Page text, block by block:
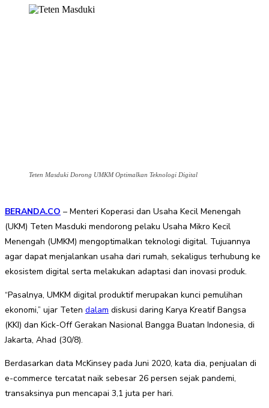
Teten Masduki Dorong UMKM Optimalkan Teknologi Digital
BERANDA.CO – Menteri Koperasi dan Usaha Kecil Menengah
(UKM) Teten Masduki mendorong pelaku Usaha Mikro Kecil
Menengah (UMKM) mengoptimalkan teknologi digital. Tujuannya
agar dapat menjalankan usaha dari rumah, sekaligus terhubung ke
ekosistem digital serta melakukan adaptasi dan inovasi produk.
“Pasalnya, UMKM digital produktif merupakan kunci pemulihan
ekonomi,” ujar Teten dalam diskusi daring Karya Kreatif Bangsa
(KKI) dan Kick-Off Gerakan Nasional Bangga Buatan Indonesia, di
Jakarta, Ahad (30/8).
Berdasarkan data McKinsey pada Juni 2020, kata dia, penjualan di
e-commerce tercatat naik sebesar 26 persen sejak pandemi,
transaksinya pun mencapai 3,1 juta per hari.